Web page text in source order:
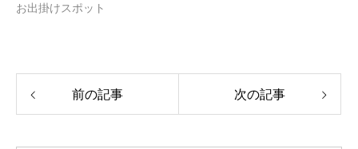
お出掛けスポット
前の記事 次の記事